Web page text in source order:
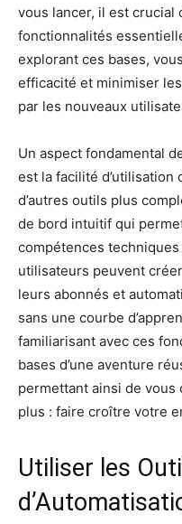
vous lancer, il est crucial
fonctionnalités
explorant ces bases,
efficacité et minimiser
par les nouveaux
Un aspect fondamental
est la facilité d’utilisation
d’autres outils plus
de bord intuitif qui
compétences
utilisateurs peuvent
leurs abonnés et
sans une courbe
familiarisant avec ces
bases d’une aventure
permettant ainsi de
plus : faire croître votre
Utiliser les